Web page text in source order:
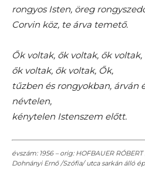
rongyos Isten, öreg
Corvin köz, te árva temető.
Ők voltak, ők voltak, ők voltak,
ők voltak, ők voltak, Ők,
tűzben és rongyokban, árván
névtelen,
kénytelen Istenszem előtt.
évszám: 1956 – orig: HOFBAUER
Dohnányi Ernő /Szófia/ utca sarkán álló